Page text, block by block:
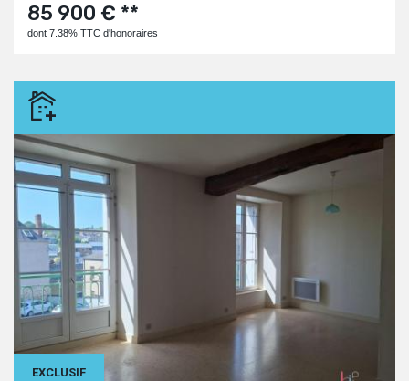
85 900 € **
dont 7.38% TTC d'honoraires
EXCLUSIF